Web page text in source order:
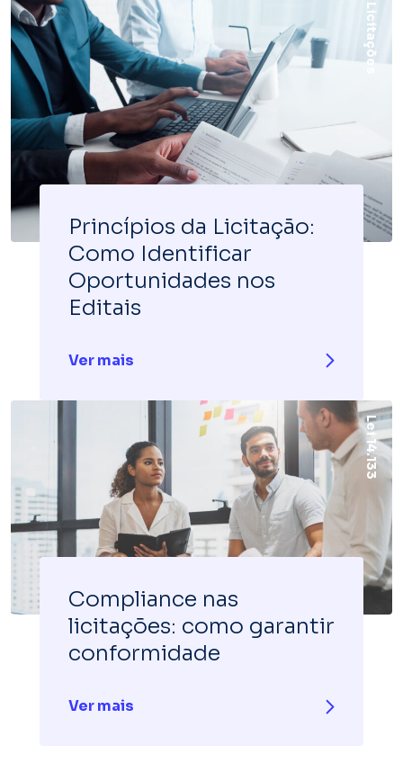
Licitações
Princípios da Licitação:
Como Identificar
Oportunidades nos
Editais
Ver mais
Lei 14.133
Compliance nas
licitações: como garantir
conformidade
Ver mais